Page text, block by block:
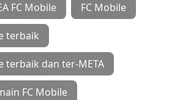
FC Mobile FC Mobile
terbaik
terbaik dan ter-META
FC Mobile